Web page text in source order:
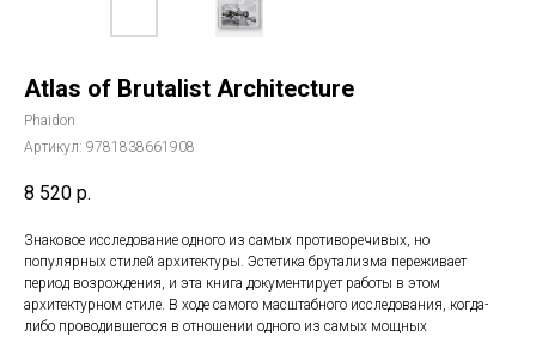
Atlas of Brutalist Architecture
Phaidon
Артикул: 9781838661908
8 520 р.
Знаковое исследование одного из самых противоречивых, но
популярных стилей архитектуры. Эстетика брутализма переживает
период возрождения, и эта книга документирует работы в этом
архитектурном стиле. В ходе самого масштабного исследования, когда-
либо проводившегося в отношении одного из самых мощных